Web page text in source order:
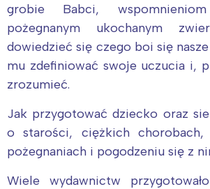
grobie Babci,
pożegnanym ukochanym
dowiedzieć się czego boi się
mu zdefiniować swoje uczucia i,
zrozumieć.
Jak przygotować dziecko oraz
o starości, ciężkich chorobach,
pożegnaniach i pogodzeniu się z
Wiele wydawnictw